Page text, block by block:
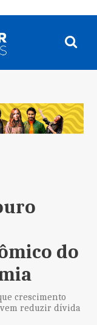
do
crescimento
reduzir dívida